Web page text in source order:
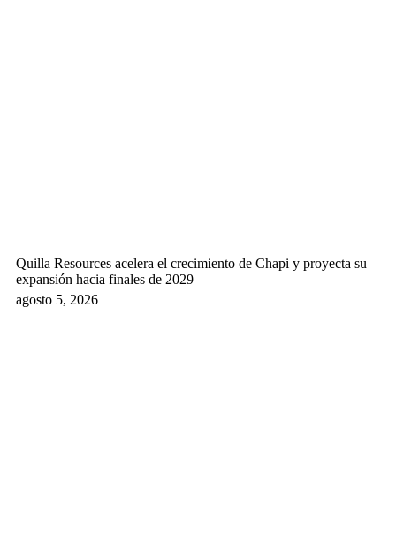
Quilla Resources acelera el crecimiento de Chapi y proyecta su
expansión hacia finales de 2029
agosto 5, 2026